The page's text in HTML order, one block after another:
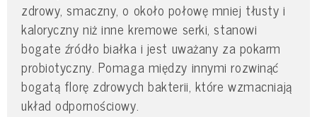
zdrowy, smaczny, o około połowę mniej tłusty i
kaloryczny niż inne kremowe serki, stanowi
bogate źródło białka i jest uważany za pokarm
probiotyczny. Pomaga między innymi rozwinąć
bogatą florę zdrowych bakterii, które wzmacniają
układ odpornościowy.